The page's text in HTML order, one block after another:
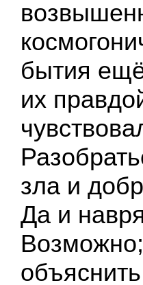
бытия
их
зла и
Да и